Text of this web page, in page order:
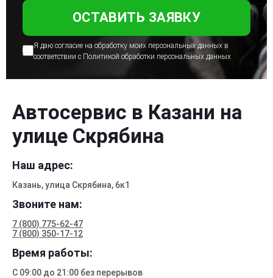
Я даю согласие на обработку моих персональныхданных в
соответствии с Политикой обработки персональных данных
Автосервис в Казани на
улице Скрябина
Наш адрес:
Казань, улица Скрябина, 6к1
Звоните нам:
7 (800) 775-62-47
7 (800) 350-17-12
Время работы:
С 09:00 до 21:00 без перерывов